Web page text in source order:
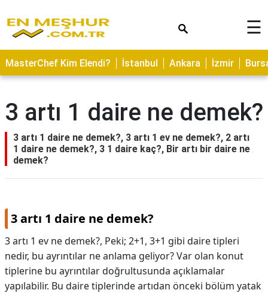
ASTROLOJİ
SAĞLIK
TARİFLERİ
GEZİLECEK
YERLER
ALANLARI
HAMİLELİK
KAPLICALAR
☰
MasterChef Kim Elendi? İstanbul Ankara İzmir
3 artı 1 daire ne demek?
3 artı 1 daire ne demek?, 3 artı 1 ev ne demek?, 2 artı
1 daire ne demek?, 3 1 daire kaç?, Bir artı bir daire ne
demek?
3 artı 1 daire ne demek?
3 artı 1 ev ne demek?, Peki; 2+1, 3+1 gibi daire tipleri
nedir, bu ayrıntılar ne anlama geliyor? Var olan konut
tiplerine bu ayrıntılar doğrultusunda açıklamalar
yapılabilir. Bu daire tiplerinde artıdan önceki bölüm yatak